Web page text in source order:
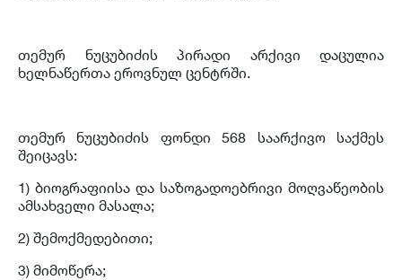
თემურ ნუცუბიძის პირადი არქივი დაცულია
ხელნაწერთა ეროვნულ ცენტრში.
თემურ ნუცუბიძის ფონდი 568 საარქივო საქმეს
შეიცავს:
1) ბიოგრაფიისა და საზოგადოებრივი მოღვაწეობის
ამსახველი მასალა;
2) შემოქმედებითი;
3) მიმოწერა;